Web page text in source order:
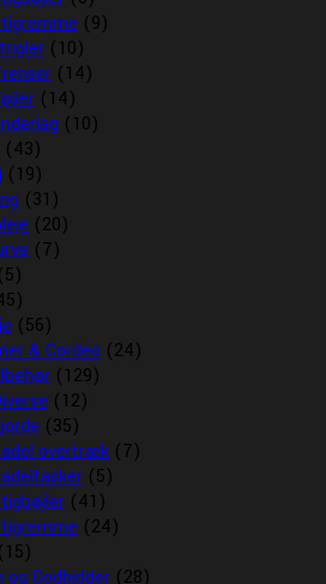
(9)
(10)
(14)
(14)
(10)
(43)
(19)
(31)
(20)
(7)
(5)
(56)
& Cordeo (24)
(129)
(12)
(35)
overtræk (7)
(5)
(41)
(24)
(15)
og Godbidder (28)